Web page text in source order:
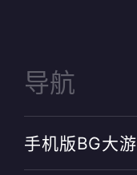
导航
手机版BG大游